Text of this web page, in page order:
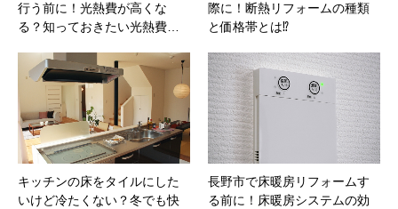
行う前に！光熱費が高くな
る？知っておきたい光熱費…
際に！断熱リフォームの種類
と価格帯とは⁉
キッチンの床をタイルにした
いけど冷たくない？冬でも快
長野市で床暖房リフォームす
る前に！床暖房システムの効